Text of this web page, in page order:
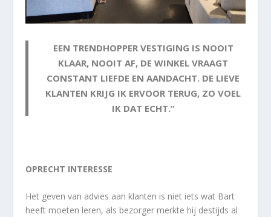
EEN TRENDHOPPER VESTIGING IS NOOIT
KLAAR, NOOIT AF, DE WINKEL VRAAGT
CONSTANT LIEFDE EN AANDACHT. DE LIEVE
KLANTEN KRIJG IK ERVOOR TERUG, ZO VOEL
IK DAT ECHT.”
OPRECHT INTERESSE
Het geven van advies aan klanten is niet iets wat Bart
heeft moeten leren, als bezorger merkte hij destijds al